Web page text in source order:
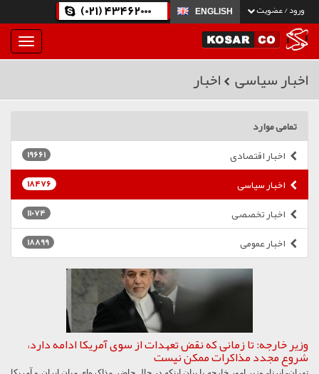
ورود / عضویت ENGLISH
(021) 43462000
بار
و
اخبار سیاسی اخبار
تمامی موارد
اخبار اقتصادی
19661
اخبار سیاسی 18476
اخبار تخصصی 11074
اخبار عمومی 18899
وزیر خارجه: تا زمانی که نقض تعهدات از سوی آمریکا ادامه دارد،
شروع مجدد مذاکرات ممکن نیست